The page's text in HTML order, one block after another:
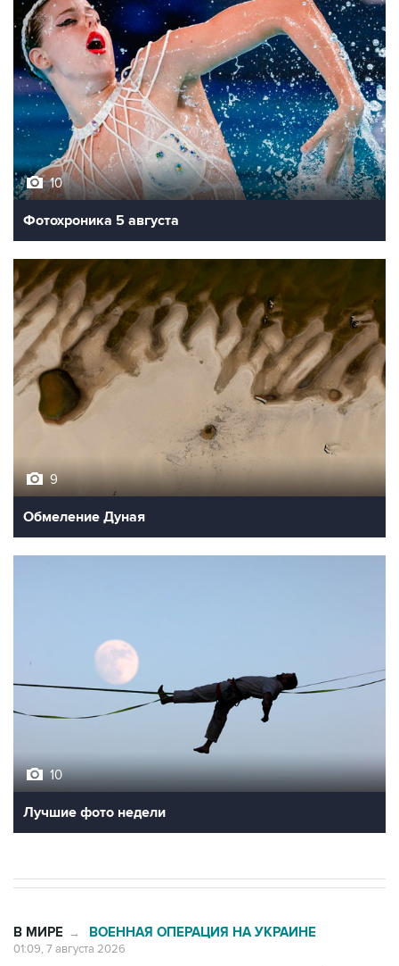
10
Фотохроника 5 августа
9
Обмеление Дуная
10
Лучшие фото недели
В МИРЕ → ВОЕННАЯ ОПЕРАЦИЯ НА УКРАИНЕ
01:09, 7 августа 2026